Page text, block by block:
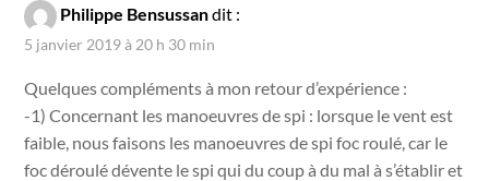
Philippe Bensussandit :
5 janvier 2019 à 20 h 30 min
Quelques compléments à mon retour d’expérience :
-1) Concernant les manoeuvres de spi : lorsque le vent est
faible, nous faisons les manoeuvres de spi foc roulé, car le
foc déroulé dévente le spi qui du coup à du mal à s’établir et